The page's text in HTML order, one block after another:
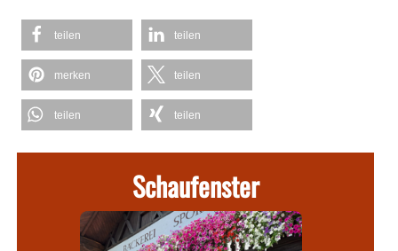
teilen teilen
merken teilen
teilen teilen
Schaufenster